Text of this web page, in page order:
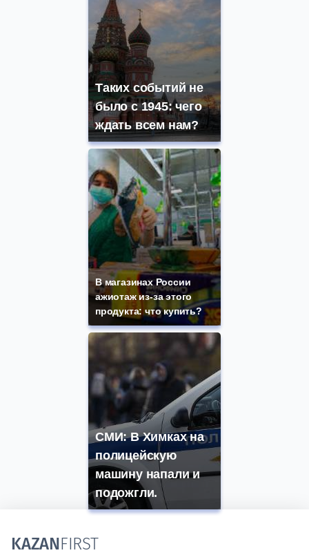
Таких событий не
было с 1945: чего
ждать всем нам?
В магазинах России
ажиотаж из-за этого
продукта: что купить?
СМИ: В Химках на
полицейскую
машину напали и
подожгли.
KAZANFIRST